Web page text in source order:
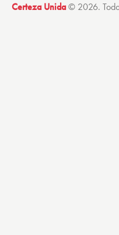
Certeza Unida© 2026.